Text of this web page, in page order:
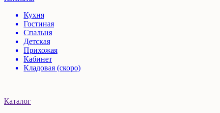
Кухня
Гостиная
Спальня
Детская
Прихожая
Кабинет
Кладовая (скоро)
Каталог